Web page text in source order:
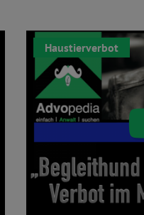
Haustierverbot